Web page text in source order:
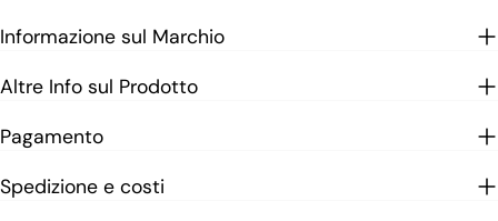
Informazione sul Marchio
Altre Info sul Prodotto
Pagamento
Spedizione e costi